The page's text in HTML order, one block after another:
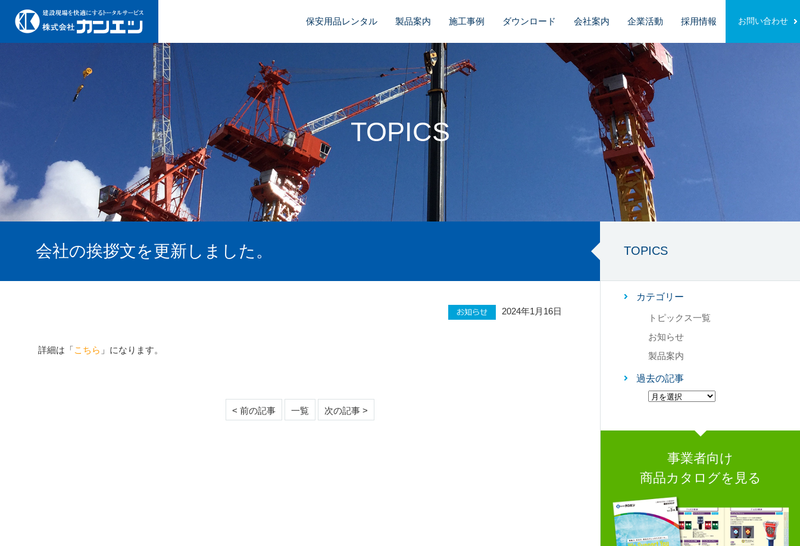
保安用品レンタル 製品案内 施工事例 ダウンロード 会社案内 企業活動 採用情報 お問い合わせ
TOPICS
会社の挨拶文を更新しました。
2024年1月16日
詳細は「こちら 」になります。
< 前の記事 一覧 次の記事 >
TOPICS
カテゴリー
トピックス一覧
お知らせ
製品案内
過去の記事
事業者向け
商品カタログを見る